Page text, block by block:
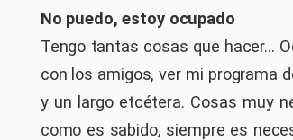
No puedo, estoy ocupado
Tengo tantas cosas que hacer...
con los amigos, ver mi programa
y un largo etcétera. Cosas muy
como es sabido, siempre es